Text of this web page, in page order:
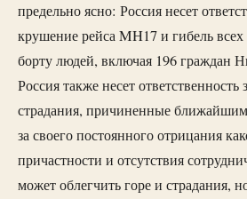
предельно ясно: Россия несет
крушение рейса MH17 и гибель
борту людей, включая 196 граждан
Россия также несет
страдания, причиненные
за своего постоянного отрицания
причастности и отсутствия
может облегчить горе и страдания,